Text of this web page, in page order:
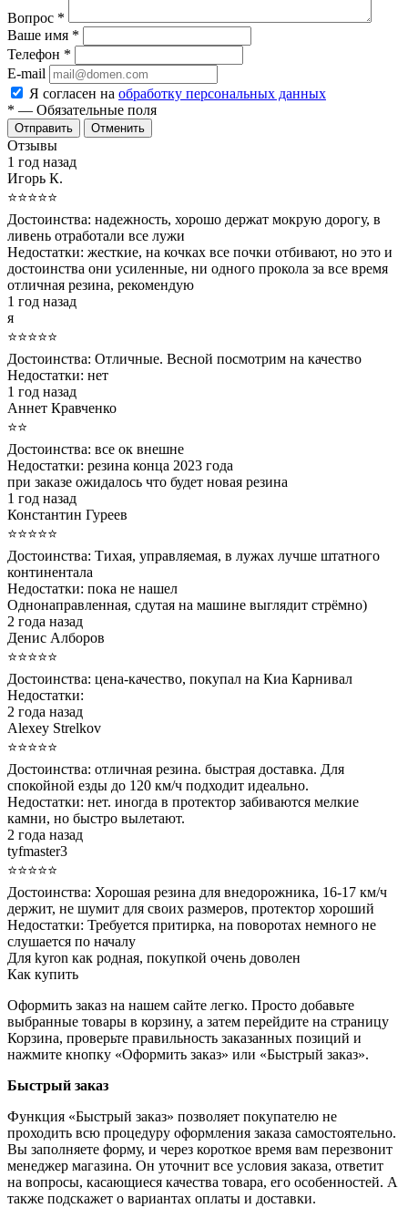
Вопрос *
Ваше имя *
Телефон *
E-mail
Я согласен на обработку персональных данных
* — Обязательные поля
Отменить
Отзывы
1 год назад
Игорь К.
⭐⭐⭐⭐⭐
Достоинства: надежность, хорошо держат мокрую дорогу, в
ливень отработали все лужи
Недостатки: жесткие, на кочках все почки отбивают, но это и
достоинства они усиленные, ни одного прокола за все время
отличная резина, рекомендую
1 год назад
я
⭐⭐⭐⭐⭐
Достоинства: Отличные. Весной посмотрим на качество
Недостатки: нет
1 год назад
Аннет Кравченко
⭐⭐
Достоинства: все ок внешне
Недостатки: резина конца 2023 года
при заказе ожидалось что будет новая резина
1 год назад
Константин Гуреев
⭐⭐⭐⭐⭐
Достоинства: Тихая, управляемая, в лужах лучше штатного
континентала
Недостатки: пока не нашел
Однонаправленная, сдутая на машине выглядит стрёмно)
2 года назад
Денис Алборов
⭐⭐⭐⭐⭐
Достоинства: цена-качество, покупал на Киа Карнивал
Недостатки:
2 года назад
Alexey Strelkov
⭐⭐⭐⭐⭐
Достоинства: отличная резина. быстрая доставка. Для
спокойной езды до 120 км/ч подходит идеально.
Недостатки: нет. иногда в протектор забиваются мелкие
камни, но быстро вылетают.
2 года назад
tyfmaster3
⭐⭐⭐⭐⭐
Достоинства: Хорошая резина для внедорожника, 16-17 км/ч
держит, не шумит для своих размеров, протектор хороший
Недостатки: Требуется притирка, на поворотах немного не
слушается по началу
Для kyron как родная, покупкой очень доволен
Как купить
Оформить заказ на нашем сайте легко. Просто добавьте
выбранные товары в корзину, а затем перейдите на страницу
Корзина, проверьте правильность заказанных позиций и
нажмите кнопку «Оформить заказ» или «Быстрый заказ».
Быстрый заказ
Функция «Быстрый заказ» позволяет покупателю не
проходить всю процедуру оформления заказа самостоятельно.
Вы заполняете форму, и через короткое время вам перезвонит
менеджер магазина. Он уточнит все условия заказа, ответит
на вопросы, касающиеся качества товара, его особенностей. А
также подскажет о вариантах оплаты и доставки.